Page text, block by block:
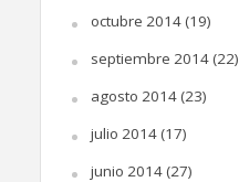
octubre 2014(19)
septiembre 2014(22)
agosto 2014(23)
julio 2014(17)
junio 2014(27)